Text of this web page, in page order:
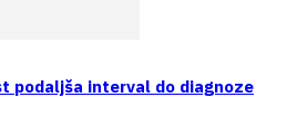
podaljša interval do diagnoze